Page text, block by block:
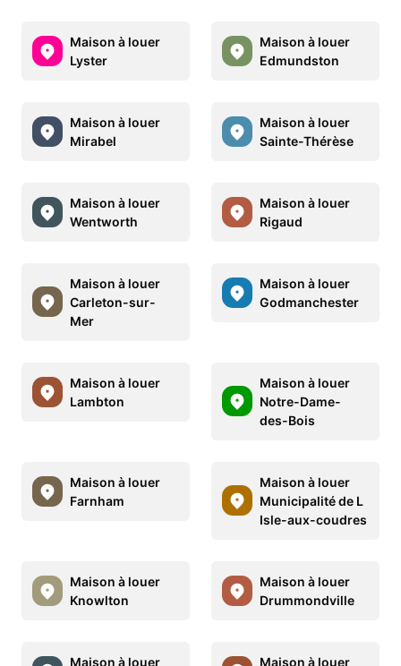
Maison à louer
Lyster
Maison à louer
Edmundston
Maison à louer
Mirabel
Maison à louer
Sainte-Thérèse
Maison à louer
Wentworth
Maison à louer
Rigaud
Maison à louer
Carleton-sur-
Mer
Maison à louer
Godmanchester
Maison à louer
Lambton
Maison à louer
Notre-Dame-
des-Bois
Maison à louer
Farnham
Maison à louer
Municipalité de L
Isle-aux-coudres
Maison à louer
Knowlton
Maison à louer
Drummondville
Maison à louer
Maison à louer